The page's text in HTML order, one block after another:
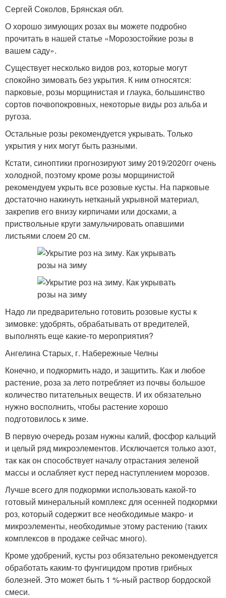
Сергей Соколов, Брянская обл.
О хорошо зимующих розах вы можете подробно
прочитать в нашей статье «Морозостойкие розы в
вашем саду».
Существует несколько видов роз, которые могут
спокойно зимовать без укрытия. К ним относятся:
парковые, розы морщинистая и глаука, большинство
сортов почвопокровных, некоторые виды роз альба и
ругоза.
Остальные розы рекомендуется укрывать. Только
укрытия у них могут быть разными.
Кстати, синоптики прогнозируют зиму 2019/2020гг очень
холодной, поэтому кроме розы морщинистой
рекомендуем укрыть все розовые кусты. На парковые
достаточно накинуть нетканый укрывной материал,
закрепив его внизу кирпичами или досками, а
приствольные круги замульчировать опавшими
листьями слоем 20 см.
Надо ли предварительно готовить розовые кусты к
зимовке: удобрять, обрабатывать от вредителей,
выполнять еще какие-то мероприятия?
Ангелина Старых, г. Набережные Челны
Конечно, и подкормить надо, и защитить. Как и любое
растение, роза за лето потребляет из почвы большое
количество питательных веществ. И их обязательно
нужно восполнить, чтобы растение хорошо
подготовилось к зиме.
В первую очередь розам нужны калий, фосфор кальций
и целый ряд микроэлементов. Исключается только азот,
так как он способствует началу отрастания зеленой
массы и ослабляет куст перед наступлением морозов.
Лучше всего для подкормки использовать какой-то
готовый минеральный комплекс для осенней подкормки
роз, который содержит все необходимые макро- и
микроэлементы, необходимые этому растению (таких
комплексов в продаже сейчас много).
Кроме удобрений, кусты роз обязательно рекомендуется
обработать каким-то фунгицидом против грибных
болезней. Это может быть 1 %-ный раствор бордоской
смеси.